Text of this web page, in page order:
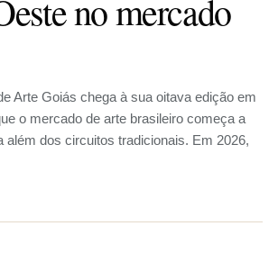
no mercado
Arte Goiás chega à sua oitava edição em
o mercado de arte brasileiro começa a
além dos circuitos tradicionais. Em 2026,